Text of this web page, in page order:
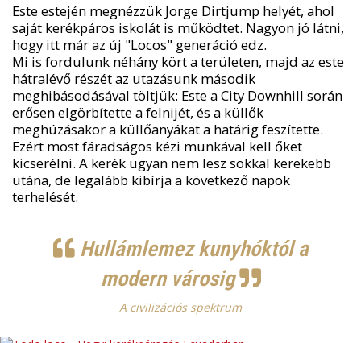
Este estején megnézzük Jorge Dirtjump helyét, ahol
saját kerékpáros iskolát is működtet. Nagyon jó látni,
hogy itt már az új "Locos" generáció edz.
Mi is fordulunk néhány kört a területen, majd az este
hátralévő részét az utazásunk második
meghibásodásával töltjük: Este a City Downhill során
erősen elgörbítette a felnijét, és a küllők
meghúzásakor a küllőanyákat a határig feszítette.
Ezért most fáradságos kézi munkával kell őket
kicserélni. A kerék ugyan nem lesz sokkal kerekebb
utána, de legalább kibírja a következő napok
terhelését.
Hullámlemez kunyhóktól a
modern városig
A civilizációs spektrum